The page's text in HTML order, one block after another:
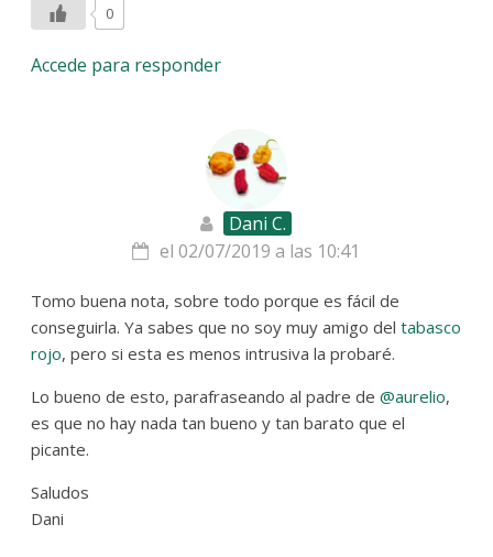
0
Accede para responder
Dani C.
el 02/07/2019 a las 10:41
Tomo buena nota, sobre todo porque es fácil de
conseguirla. Ya sabes que no soy muy amigo deltabasco
rojo, pero si esta es menos intrusiva la probaré.
Lo bueno de esto, parafraseando al padre de@aurelio,
es que no hay nada tan bueno y tan barato que el
picante.
Saludos
Dani